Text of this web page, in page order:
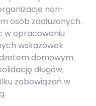
non-
osób zadłużonych.
w opracowaniu
wskazówek
domowym.
długów,
zobowiązań w